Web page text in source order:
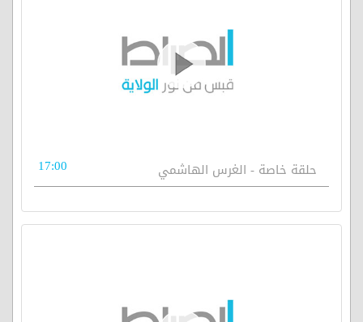
حلقة خاصة - الغرس الهاشمي 17:00